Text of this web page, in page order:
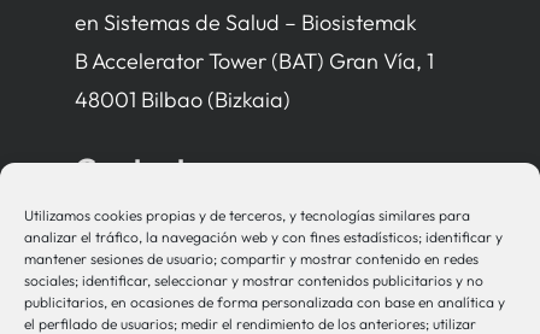
Utilizamos cookies propias y de terceros, y tecnologías similares para
analizar el tráfico, la navegación web y con fines estadísticos; identificar y
mantener sesiones de usuario; compartir y mostrar contenido en redes
sociales; identificar, seleccionar y mostrar contenidos publicitarios y no
publicitarios, en ocasiones de forma personalizada con base en analítica y
el perfilado de usuarios; medir el rendimiento de los anteriores; utilizar
en Sistemas de Salud – Biosistemak
B Accelerator Tower (BAT) Gran Vía, 1
48001 Bilbao (Bizkaia)
Contacto
bio-sistemak@bio-sistemak.eus
944 00 77 90